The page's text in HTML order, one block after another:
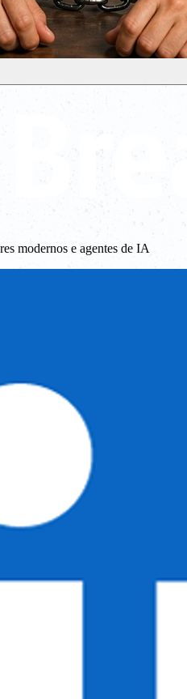
modernos e agentes de IA